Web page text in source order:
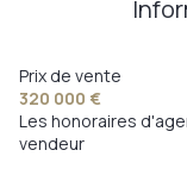
1 niveau(x)
terrasse
Prix de vente
320 000 €
Les honoraires
vendeur